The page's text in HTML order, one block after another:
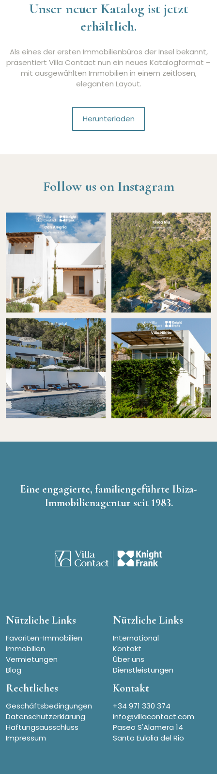
Unser neuer Katalog ist jetzt
erhältlich.
Als eines der ersten Immobilienbüros der Insel bekannt,
präsentiert Villa Contact nun ein neues Katalogformat –
mit ausgewählten Immobilien in einem zeitlosen,
eleganten Layout.
Herunterladen
Follow us on Instagram
Eine engagierte, familiengeführte Ibiza-
Immobilienagentur seit 1983.
Nützliche Links
Favoriten-Immobilien
Immobilien
Vermietungen
Blog
Nützliche Links
International
Kontakt
Über uns
Dienstleistungen
Rechtliches
Geschäftsbedingungen
Datenschutzerklärung
Haftungsausschluss
Impressum
Kontakt
+34 971 330 374
info@villacontact.com
Paseo S'Alamera 14
Santa Eulalia del Rio